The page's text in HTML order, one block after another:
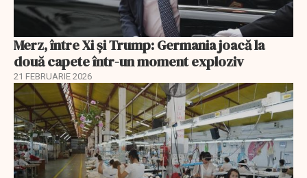
Merz, între Xi și Trump: Germania joacă la
două capete într-un moment exploziv
21 FEBRUARIE 2026